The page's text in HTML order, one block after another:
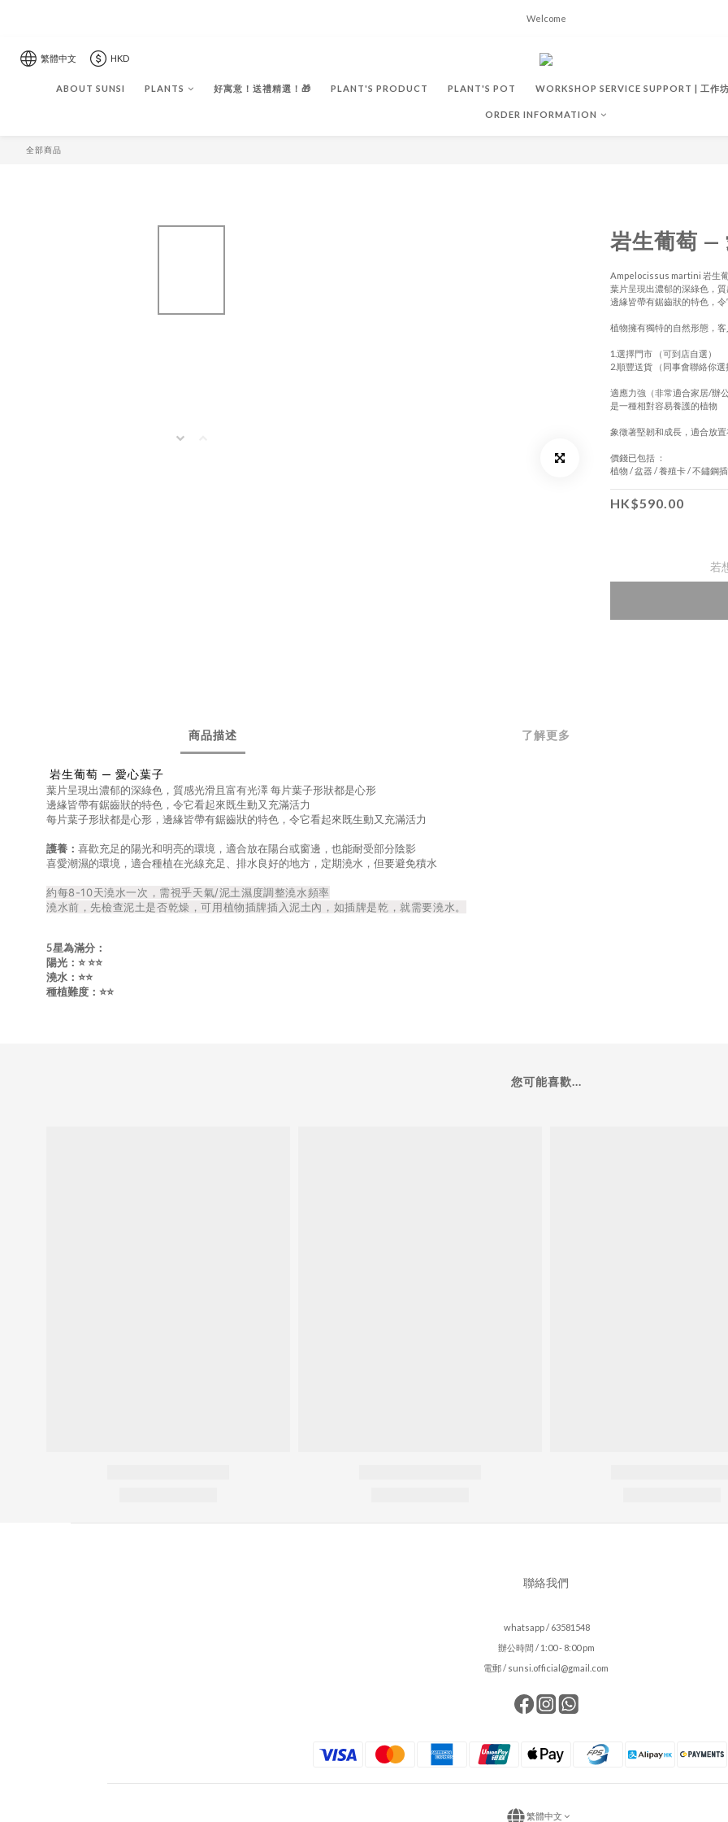
Welcome
繁體中文 HKD
ABOUT SUNSI PLANTS 好寓意！送禮精選！🎁 PLANT'S PRODUCT PLANT'S POT WORKSHOP SERVICE SUPPORT | 工作
ORDER INFORMATION
全部商品
岩生葡萄 —
Ampelocissus martini 岩生
葉片呈現出濃郁的深綠色，
邊緣皆帶有鋸齒狀的特色，
植物擁有獨特的自然形態，
1.選擇門市 （可到店自選）
2.順豐送貨 （同事會聯絡你選
適應力強（非常適合家居/辦公
是一種相對容易養護的植物
象徵著堅韌和成長，適合放
價錢已包括 ：
植物 / 盆器 / 養殖卡 / 不鏽鋼
HK$590.00
若
商品描述 了解更多
岩生葡萄 — 愛心葉子
葉片呈現出濃郁的深綠色，質感光滑且富有光澤 每片葉子形狀都是心形
邊緣皆帶有鋸齒狀的特色，令它看起來既生動又充滿活力
每片葉子形狀都是心形，邊緣皆帶有鋸齒狀的特色，令它看起來既生動又充滿活力
護養： 喜歡充足的陽光和明亮的環境，適合放在陽台或窗邊， ⁠也能耐受部分陰影
喜愛潮濕的環境，適合種植在光線充足、排水良好的地方，定期澆水，但要避免積水
約每8-10天澆水一次， 需視乎天氣/泥土濕度調整澆水頻率
澆水前，先檢查泥土是否乾燥，可用植物插牌插入泥土內，如插牌是乾 ，就需要澆水。
5星為滿分：
陽光：⭐️⭐️⭐️
澆水：⭐️⭐️
種植難度：⭐️⭐️
您可能喜歡...
聯絡我們
whatsapp / 63581548
辦公時間 / 1:00 - 8:00 pm
電郵 / sunsi.official@gmail.com
繁體中文